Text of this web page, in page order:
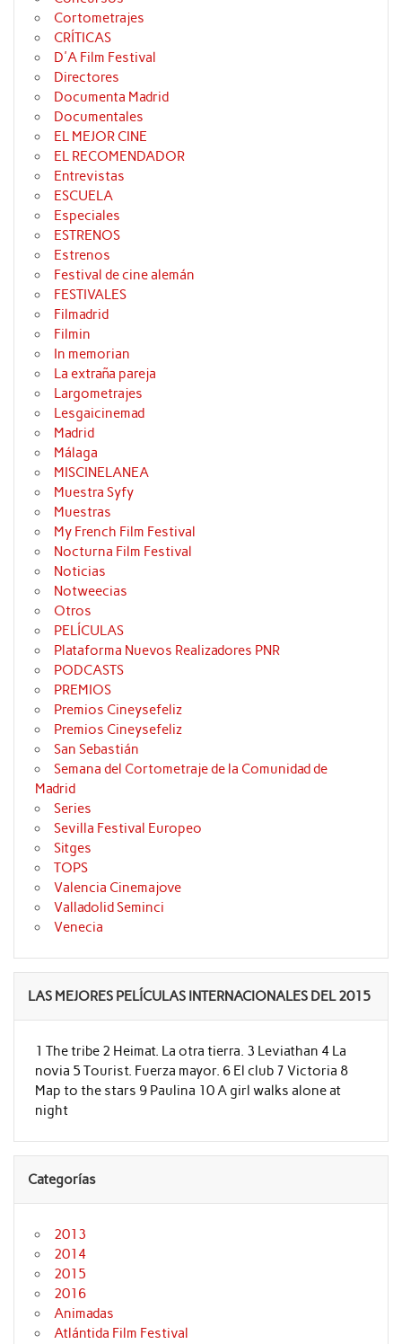
Cortometrajes
CRÍTICAS
D'A Film Festival
Directores
Documenta Madrid
Documentales
EL MEJOR CINE
EL RECOMENDADOR
Entrevistas
ESCUELA
Especiales
ESTRENOS
Estrenos
Festival de cine alemán
FESTIVALES
Filmadrid
Filmin
In memorian
La extraña pareja
Largometrajes
Lesgaicinemad
Madrid
Málaga
MISCINELANEA
Muestra Syfy
Muestras
My French Film Festival
Nocturna Film Festival
Noticias
Notweecias
Otros
PELÍCULAS
Plataforma Nuevos Realizadores PNR
PODCASTS
PREMIOS
Premios Cineysefeliz
Premios Cineysefeliz
San Sebastián
Semana del Cortometraje de la Comunidad de
Madrid
Series
Sevilla Festival Europeo
Sitges
TOPS
Valencia Cinemajove
Valladolid Seminci
Venecia
LAS MEJORES PELÍCULAS INTERNACIONALES DEL 2015
1 The tribe 2 Heimat. La otra tierra. 3 Leviathan 4 La
novia 5 Tourist. Fuerza mayor. 6 El club 7 Victoria 8
Map to the stars 9 Paulina 10 A girl walks alone at
night
Categorías
2013
2014
2015
2016
Animadas
Atlántida Film Festival